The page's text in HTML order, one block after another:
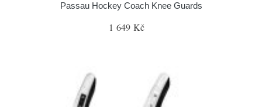
Passau Hockey Coach Knee Guards
1 649 Kč